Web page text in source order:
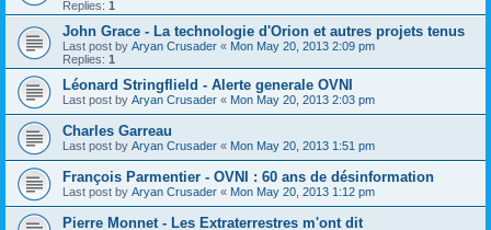
Replies: 1
John Grace - La technologie d'Orion et autres projets tenus
Last post by Aryan Crusader « Mon May 20, 2013 2:09 pm
Replies: 1
Léonard Stringflield - Alerte generale OVNI
Last post by Aryan Crusader « Mon May 20, 2013 2:03 pm
Charles Garreau
Last post by Aryan Crusader « Mon May 20, 2013 1:51 pm
François Parmentier - OVNI : 60 ans de désinformation
Last post by Aryan Crusader « Mon May 20, 2013 1:12 pm
Pierre Monnet - Les Extraterrestres m'ont dit